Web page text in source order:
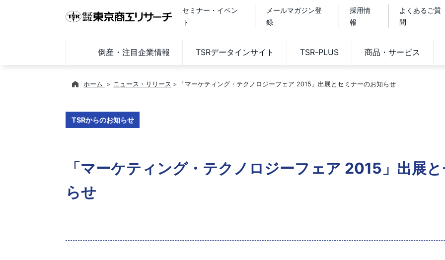
セミナー・イベン
ト
メールマガジン登
録
採用情
報
よくあるご質
問
倒産・注目企業情報 TSRデータインサイト TSR-PLUS 商品・サービス
ホーム ニュース・リリース 「マーケティング・テクノロジーフェア 2015」出展とセミナーのお知らせ
TSRからのお知らせ
「マーケティング・テクノロジーフェア 2015」出展
らせ